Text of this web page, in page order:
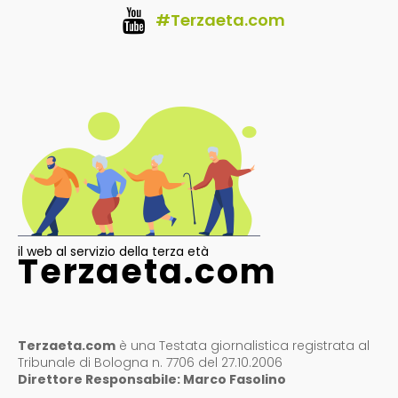
#Terzaeta.com
il web al servizio della terza età
Terzaeta.com
Terzaeta.com è una Testata giornalistica registrata al
Tribunale di Bologna n. 7706 del 27.10.2006
Direttore Responsabile: Marco Fasolino